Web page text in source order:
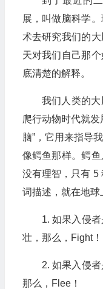
展，叫做脑科学
术去研究我们的
天对我们自己那
底清楚的解释。
我们人类的
爬行动物时代就发
脑”，它用来指导
像鳄鱼那样。鳄
没有理智，只有 5
词描述，就在地球
1. 如果入侵
壮，那么，Fight！
2. 如果入侵
那么，Flee！